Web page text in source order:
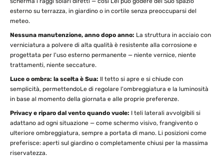
esterno su terrazza, in giardino o in cortile senza preoccuparsi del
meteo.
Nessuna manutenzione, anno dopo anno: La struttura in acciaio con
verniciatura a polvere di alta qualità è resistente alla corrosione e
progettata per l'uso esterno permanente — niente vernice, niente
trattamenti, niente seccature.
Luce o ombra: la scelta è Sua: Il tetto si apre e si chiude con
semplicità, permettendoLe di regolare l'ombreggiatura e la luminosità
in base al momento della giornata e alle proprie preferenze.
Privacy e riparo dal vento quando vuole: I teli laterali avvolgibili si
adattano ad ogni situazione — come schermo visivo, frangivento o
ulteriore ombreggiatura, sempre a portata di mano. Li posizioni come
preferisce: aperti sul giardino o completamente chiusi per la massima
riservatezza.